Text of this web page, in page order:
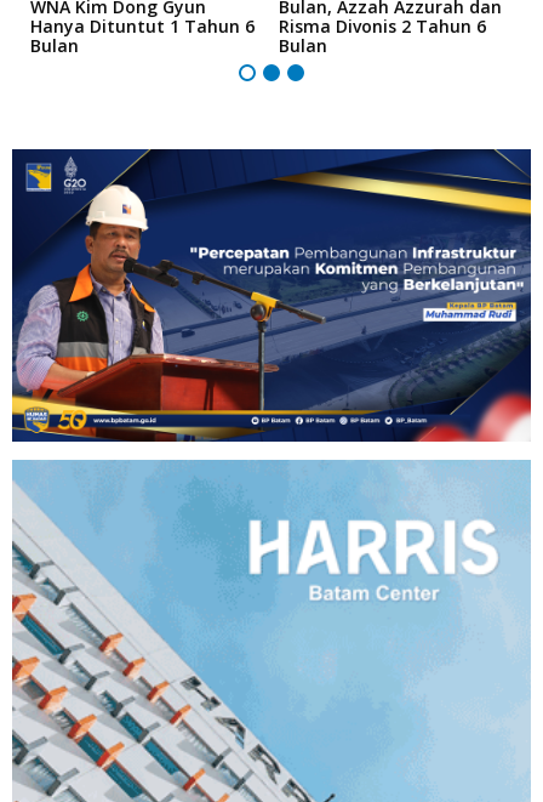
WNA Kim Dong Gyun
Hanya Dituntut 1 Tahun 6
Bulan
Bulan, Azzah Azzurah dan
Risma Divonis 2 Tahun 6
Bulan